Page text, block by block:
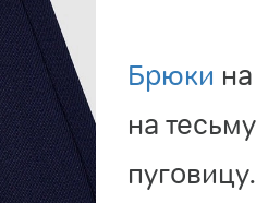
Брюки
на